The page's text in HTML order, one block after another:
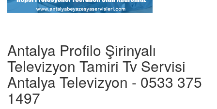
Antalya Profilo Şirinyalı
Televizyon Tamiri Tv Servisi
Antalya Televizyon - 0533 375
1497